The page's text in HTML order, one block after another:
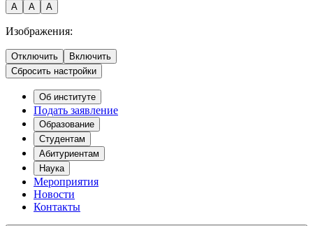
A A A
Изображения:
Отключить
Включить
Сбросить настройки
Об институте
Подать заявление
Образование
Студентам
Абитуриентам
Наука
Мероприятия
Новости
Контакты